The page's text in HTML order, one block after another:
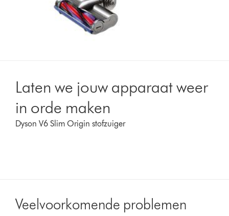
Laten we jouw apparaat weer
in orde maken
Dyson V6 Slim Origin stofzuiger
Veelvoorkomende problemen